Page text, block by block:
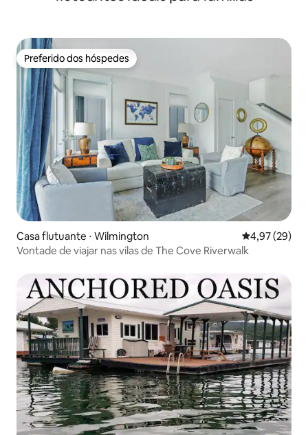
Preferido dos hóspedes
Preferido dos hóspedes
Casa flutuante ⋅ Wilmington 4,97 de uma
4,97 (29)
Vontade de viajar nas vilas de The Cove Riverwalk